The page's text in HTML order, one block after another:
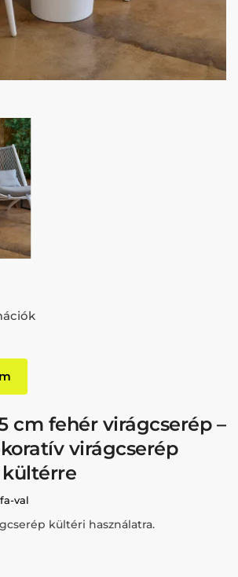
cm fehér virágcserép –
virágcserép
val
kültéri használatra.